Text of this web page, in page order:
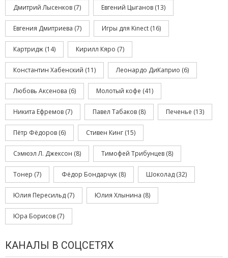
Дмитрий Лысенков (7) Евгений Цыганов (13)
Евгения Дмитриева (7) Игры для Kinect (16)
Картридж (14) Кирилл Кяро (7)
Константин Хабенский (11) Леонардо ДиКаприо (6)
Любовь Аксенова (6) Молотый кофе (41)
Никита Ефремов (7) Павел Табаков (8) Печенье (13)
Пётр Фёдоров (6) Стивен Кинг (15)
Сэмюэл Л. Джексон (8) Тимофей Трибунцев (8)
Тонер (7) Фёдор Бондарчук (8) Шоколад (32)
Юлия Пересильд (7) Юлия Хлынина (8)
Юра Борисов (7)
КАНАЛЫ В СОЦСЕТЯХ